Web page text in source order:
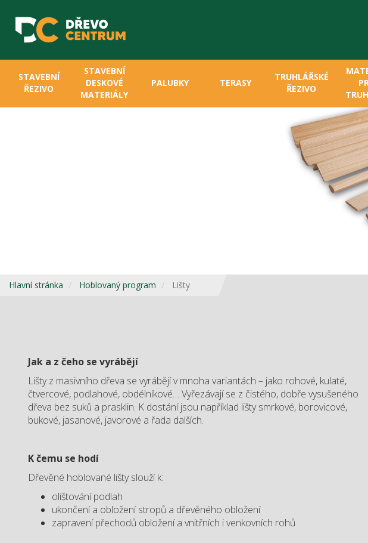
STAVEBNÍ
ŘEZIVO
STAVEBNÍ
DESKOVÉ
MATERIÁLY
PALUBKY TERASY
TRUHLÁŘSKÉ
ŘEZIVO
Hlavní stránka Hoblovaný program Lišty
Jak a z čeho se vyrábějí
Lišty z masivního dřeva se vyrábějí v mnoha variantách – jako rohové, kulaté,
čtvercové, podlahové, obdélníkové… Vyřezávají se z čistého, dobře vysušeného
dřeva bez suků a prasklin. K dostání jsou například lišty smrkové, borovicové,
bukové, jasanové, javorové a řada dalších.
K čemu se hodí
Dřevěné hoblované lišty slouží k:
olištování podlah
ukončení a obložení stropů a dřevěného obložení
zapravení přechodů obložení a vnitřních i venkovních rohů